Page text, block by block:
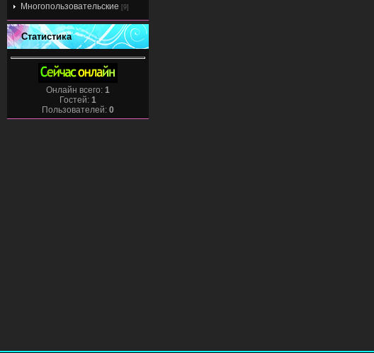
Многопользовательские [9]
Статистика
Онлайн всего: 1
Гостей: 1
Пользователей: 0